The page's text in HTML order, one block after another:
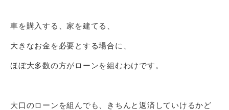
車を購入する、家を建てる、
大きなお金を必要とする場合に、
ほぼ大多数の方がローンを組むわけです。
大口のローンを組んでも、きちんと返済していけるかど